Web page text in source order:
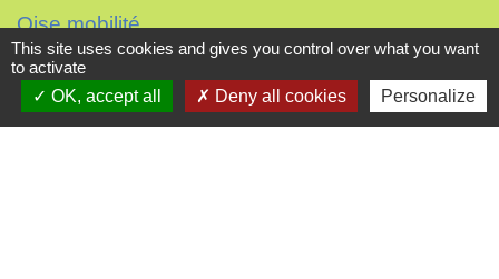
Oise mobilité
Agence nationale des titres sécurisés
Villes & villages fleuris
This site uses cookies and gives you control over what you want
to activate
OK, accept all
Deny all cookies Personalize